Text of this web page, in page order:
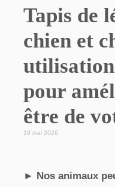
Tapis de
chien et
pour
être de
18 mai 2026
► Nos animaux